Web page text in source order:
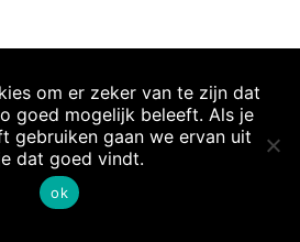
om er zeker van te zijn dat
goed mogelijk beleeft. Als je
gebruiken gaan we ervan uit
dat goed vindt.
ok